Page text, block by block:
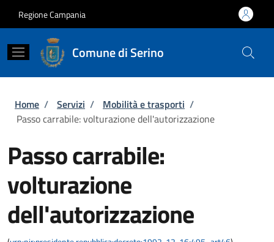
Regione Campania
Comune di Serino
Briciole di pane
Home / Servizi / Mobilità e trasporti /
Passo carrabile: volturazione dell'autorizzazione
Passo carrabile:
volturazione
dell'autorizzazione